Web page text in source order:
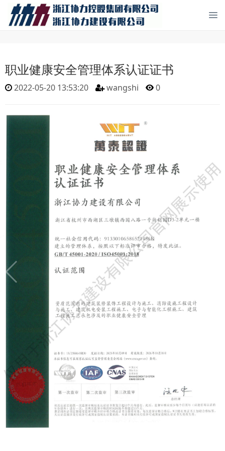
职业健康安全管理体系认证证书
2022-05-20 13:53:20 wangshi 0